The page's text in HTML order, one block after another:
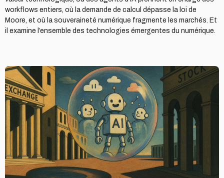
workflows entiers, où la demande de calcul dépasse la loi de
Moore, et où la souveraineté numérique fragmente les marchés. Et
il examine l’ensemble des technologies émergentes du numérique.
Quand
la
bulle
IA
d’exploser